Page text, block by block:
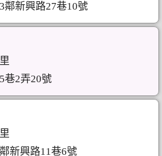
鄰新興路27巷10號
巷2弄20號
新興路11巷6號